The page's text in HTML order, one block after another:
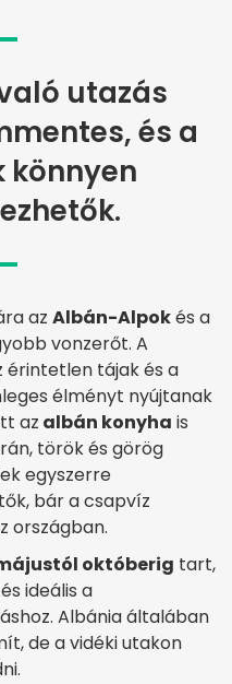
utazás
és a
könnyen
az Albán-Alpokés a
vonzerőt. A
érintetlen tájak és a
élményt nyújtanak
az albán konyha is
török és görög
egyszerre
bár a csapvíz
országban.
októberig tart,
ideális a
Albánia általában
de a vidéki utakon